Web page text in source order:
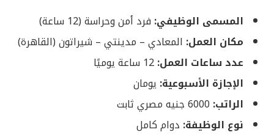
المسمى الوظيفي: فرد أمن وحراسة (12 ساعة)
مكان العمل: المعادي – مدينتي – شيراتون (القاهرة)
عدد ساعات العمل:
الإجازة الأسبوعية: يومان
الراتب:
نوع الوظيفة: دوام كامل